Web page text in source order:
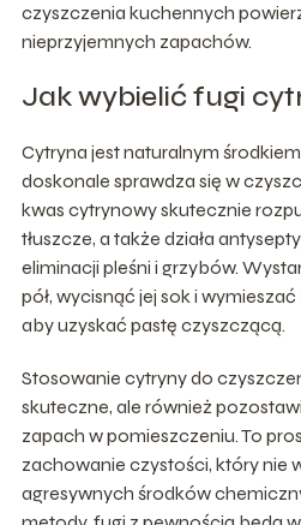
czyszczenia kuchennych
nieprzyjemnych zapachów.
Jak wybielić fugi
Cytryna jest naturalnym
doskonale sprawdza się w
kwas cytrynowy skutecznie
tłuszcze, a także działa
eliminacji pleśni i grzybów.
pół, wycisnąć jej sok i
aby uzyskać pastę czyszczącą.
Stosowanie cytryny do
skuteczne, ale również
zapach w pomieszczeniu. To
zachowanie czystości, który nie
agresywnych środków